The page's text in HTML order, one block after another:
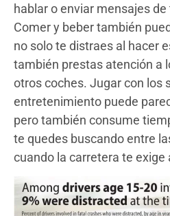
hablar o enviar mensajes
Comer y beber también
no solo te distraes al hacer
también prestas atención a
otros coches. Jugar con los
entretenimiento puede
pero también consume
te quedes buscando entre
cuando la carretera te exige